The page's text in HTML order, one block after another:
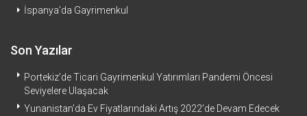
İspanya’da Gayrimenkul
Son Yazılar
Portekiz’de Ticari Gayrimenkul Yatırımları Pandemi Öncesi
Seviyelere Ulaşacak
Yunanistan’da Ev Fiyatlarındaki Artış 2022’de Devam Edecek